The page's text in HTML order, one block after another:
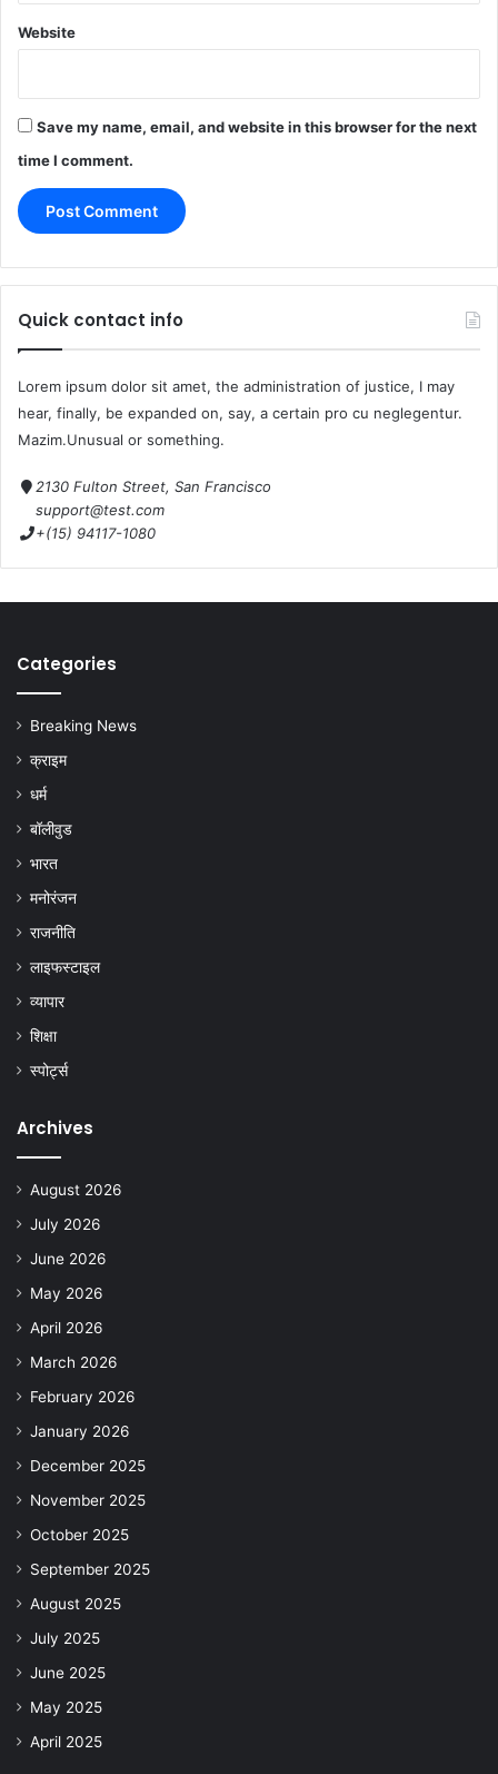
Website
Save my name, email, and website in this browser for the next
time I comment.
Quick contact info
Lorem ipsum dolor sit amet, the administration of justice, I may
hear, finally, be expanded on, say, a certain pro cu neglegentur.
Mazim.Unusual or something.
2130 Fulton Street, San Francisco
support@test.com
+(15) 94117-1080
Categories
Breaking News
क्राइम
धर्म
बॉलीवुड
भारत
मनोरंजन
राजनीति
लाइफस्टाइल
व्यापार
शिक्षा
स्पोर्ट्स
Archives
August 2026
July 2026
June 2026
May 2026
April 2026
March 2026
February 2026
January 2026
December 2025
November 2025
October 2025
September 2025
August 2025
July 2025
June 2025
May 2025
April 2025